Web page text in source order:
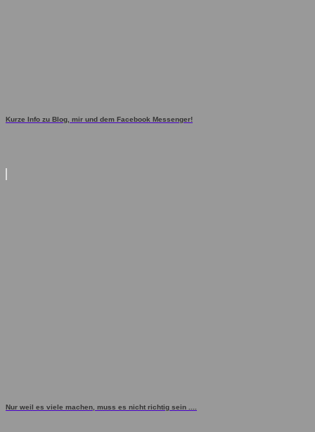
Kurze Info zu Blog, mir und dem Facebook Messenger!
Nur weil es viele machen, muss es nicht richtig sein ....